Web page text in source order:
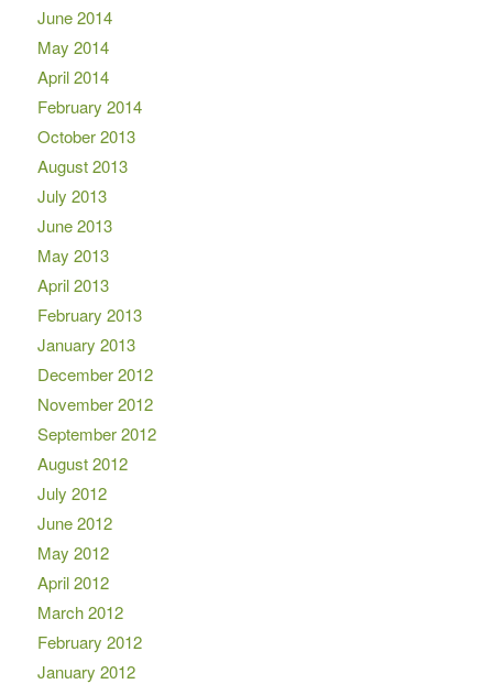
June 2014
May 2014
April 2014
February 2014
October 2013
August 2013
July 2013
June 2013
May 2013
April 2013
February 2013
January 2013
December 2012
November 2012
September 2012
August 2012
July 2012
June 2012
May 2012
April 2012
March 2012
February 2012
January 2012